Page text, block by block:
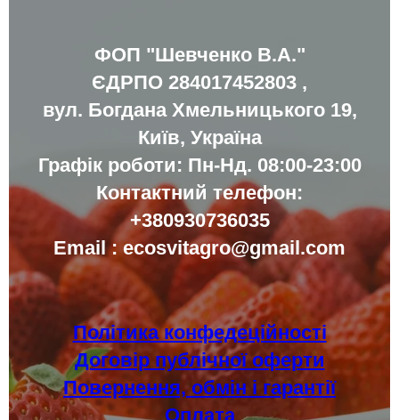
ФОП "Шевченко В.А."
ЄДРПО 284017452803 ,
вул. Богдана Хмельницького 19,
Київ, Україна
Графік роботи: Пн-Нд. 08:00-23:00
Контактний телефон:
+380930736035
Email :ecosvitagro@gmail.com
Політика конфедеційності
Договір публічної оферти
Повернення, обмін і гарантії
Оплата